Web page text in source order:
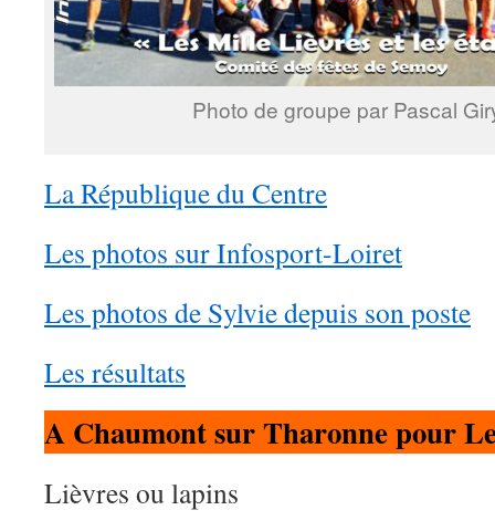
Photo de groupe par Pascal
La République du Centre
Les photos sur Infosport-Loiret
Les photos de Sylvie depuis son poste
Les résultats
A Chaumont sur Tharonne pour
Lièvres ou lapins